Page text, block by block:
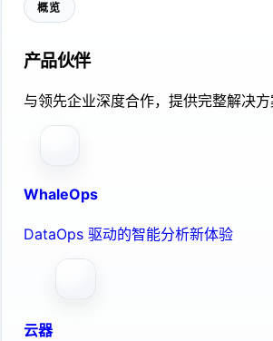
概览
产品伙伴
与领先企业深度合作，提供完整解决
WhaleOps
DataOps 驱动的智能分析新体验
云器